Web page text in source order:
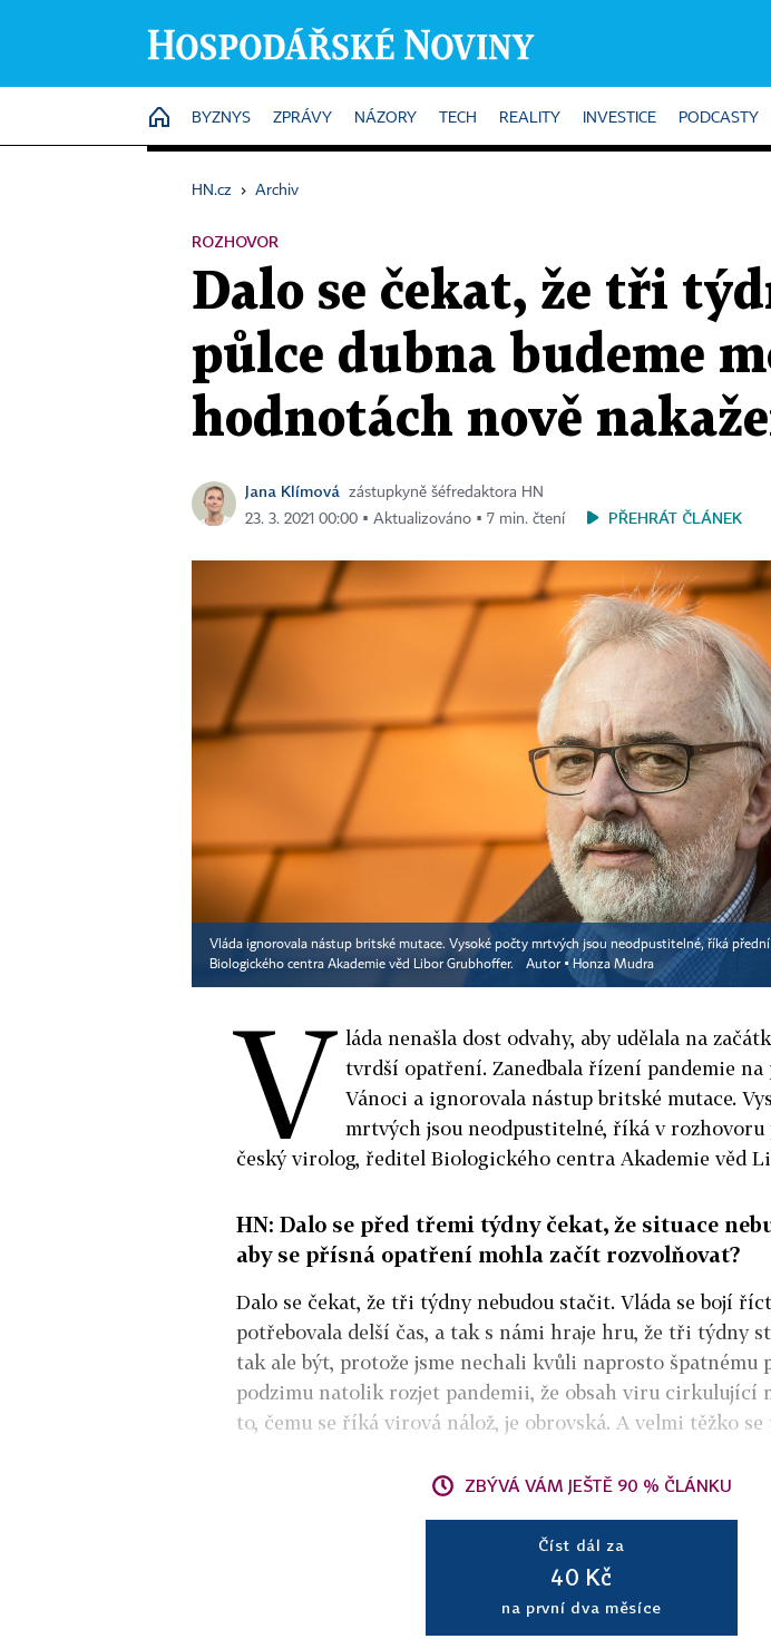
HOME
BYZNYS ZPRÁVY NÁZORY TECH REALITY INVESTICE PODCASTY
HN.cz › Archiv
ROZHOVOR
Dalo se čekat, že tři
půlce dubna budeme
hodnotách nově
Jana Klímová
zástupkyně šéfredaktora HN
23. 3. 2021 00:00 ▪ Aktualizováno ▪ 7 min. čtení
PŘEHRÁT ČLÁNEK
Vláda ignorovala nástup britské mutace. Vysoké počty mrtvých jsou neodpustitelné, říká přední
Biologického centra Akademie věd Libor Grubhoffer.
Autor ▪ Honza Mudra
V láda nenašla dost odvahy, aby udělala na
tvrdší opatření. Zanedbala řízení pandemie na
Vánoci a ignorovala nástup britské mutace.
mrtvých jsou neodpustitelné, říká v
český virolog, ředitel Biologického centra Akademie věd
HN: Dalo se před třemi týdny čekat, že situace
aby se přísná opatření mohla začít rozvolňovat?
Dalo se čekat, že tři týdny nebudou stačit. Vláda se bojí
potřebovala delší čas, a tak s námi hraje hru, že tři týdny
tak ale být, protože jsme nechali kvůli naprosto špatnému
podzimu natolik rozjet pandemii, že obsah viru cirkulující
to, čemu se říká virová nálož, je obrovská. A velmi těžko
ZBÝVÁ VÁM JEŠTĚ 90 % ČLÁNKU
Číst dál za
40 Kč
na první dva měsíce